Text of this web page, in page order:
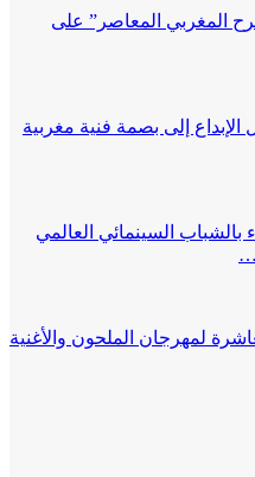
المغربي المعاصر” على
إلى بصمة فنية مغربية
بالشباب السينمائي العالمي
لمهرجان الملحون والأغنية